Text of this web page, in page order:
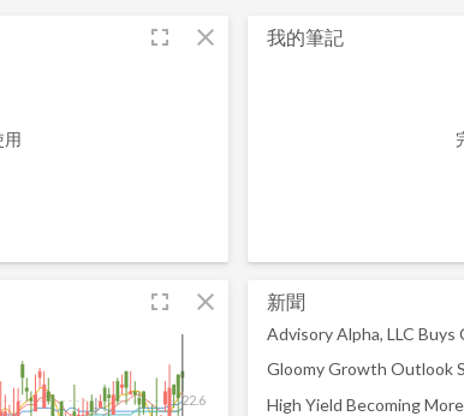
fullscreen close
用
fullscreen close
22.6
我的筆記
新聞
Gloomy Growth Outlook